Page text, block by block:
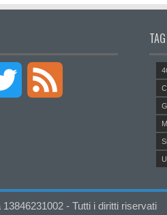
Twitter
- Tutti i diritti riservati